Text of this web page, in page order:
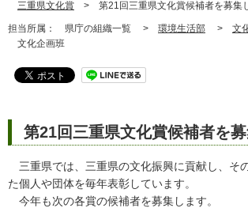
三重県文化賞 > 第21回三重県文化賞候補者を募集
担当所属： 県庁の組織一覧 > 環境生活部 > 文
文化企画班
第21回三重県文化賞候補者を
三重県では、三重県の文化振興に貢献し、そ
た個人や団体を毎年表彰しています。
今年も次の各賞の候補者を募集します。